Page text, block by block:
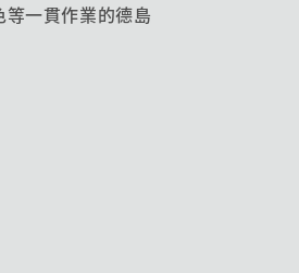
一貫作業的德島